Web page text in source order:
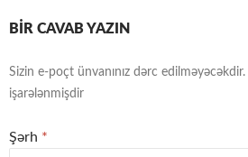
BIR CAVAB YAZIN
Sizin e-poçt ünvanınız dərc edilməyəcəkdir.
işarələnmişdir
Şərh *